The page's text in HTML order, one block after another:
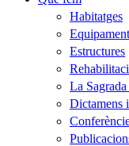
Habitatges
Estructures
La
Dictamens